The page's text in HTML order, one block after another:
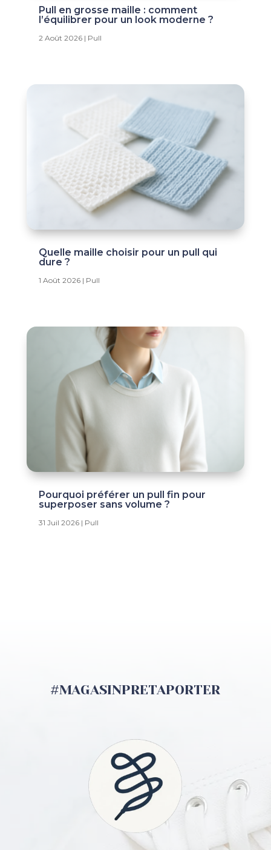
Pull en grosse maille : comment
l’équilibrer pour un look moderne ?
2 Août 2026| Pull
Quelle maille choisir pour un pull qui
dure ?
1 Août 2026| Pull
Pourquoi préférer un pull fin pour
superposer sans volume ?
31 Juil 2026| Pull
#MAGASINPRETAPORTER